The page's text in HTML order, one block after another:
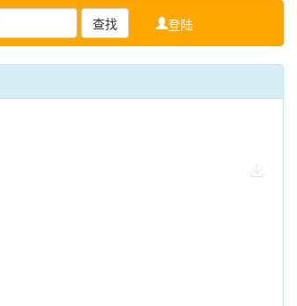
登陆
查找